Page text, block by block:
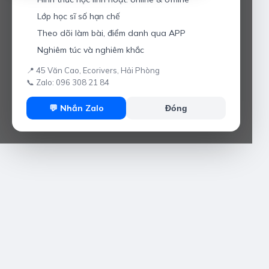
Lớp học sĩ số hạn chế
Theo dõi làm bài, điểm danh qua APP
Nghiêm túc và nghiêm khắc
📍 45 Văn Cao, Ecorivers, Hải Phòng
📞 Zalo: 096 308 21 84
💬 Nhắn Zalo Đóng